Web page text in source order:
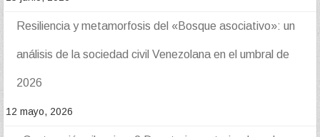
Resiliencia y metamorfosis del «Bosque asociativo»: un
análisis de la sociedad civil Venezolana en el umbral de
2026
12 mayo, 2026